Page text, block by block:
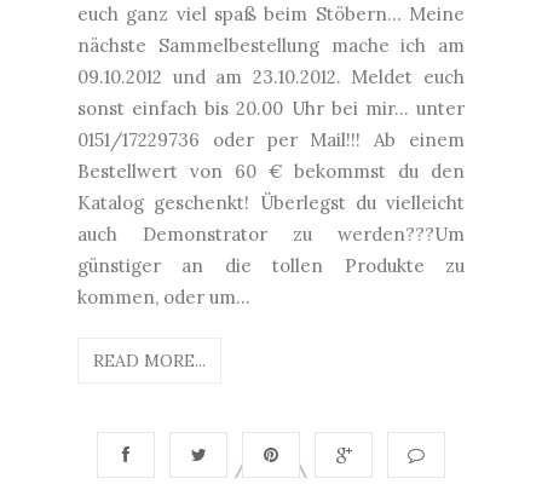
euch ganz viel spaß beim Stöbern... Meine
nächste Sammelbestellung mache ich am
09.10.2012 und am 23.10.2012. Meldet euch
sonst einfach bis 20.00 Uhr bei mir... unter
0151/17229736 oder per Mail!!! Ab einem
Bestellwert von 60 € bekommst du den
Katalog geschenkt! Überlegst du vielleicht
auch Demonstrator zu werden???Um
günstiger an die tollen Produkte zu
kommen, oder um...
READ MORE...